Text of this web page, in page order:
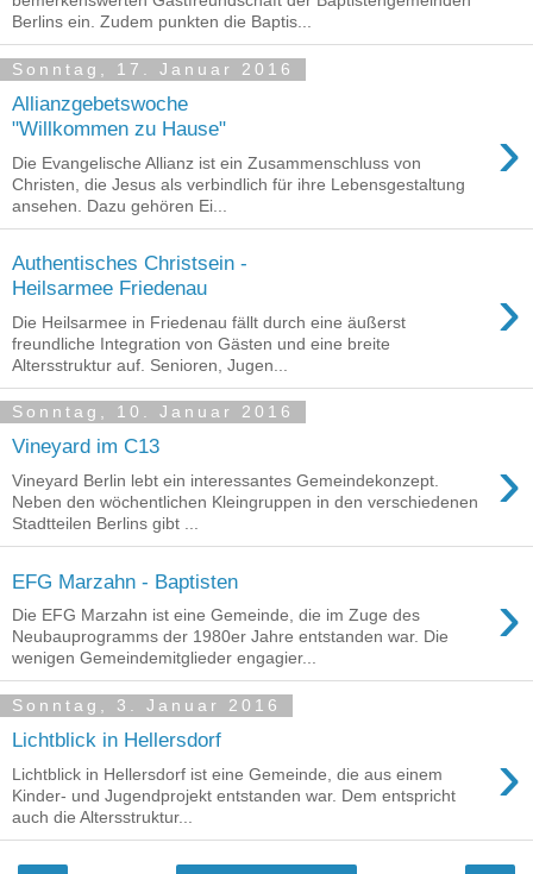
Berlins ein. Zudem punkten die Baptis...
Sonntag, 17. Januar 2016
Allianzgebetswoche
"Willkommen zu Hause"
›
Die Evangelische Allianz ist ein Zusammenschluss von
Christen, die Jesus als verbindlich für ihre Lebensgestaltung
ansehen. Dazu gehören Ei...
Authentisches Christsein -
Heilsarmee Friedenau
›
Die Heilsarmee in Friedenau fällt durch eine äußerst
freundliche Integration von Gästen und eine breite
Altersstruktur auf. Senioren, Jugen...
Sonntag, 10. Januar 2016
Vineyard im C13 ›
Vineyard Berlin lebt ein interessantes Gemeindekonzept.
Neben den wöchentlichen Kleingruppen in den verschiedenen
Stadtteilen Berlins gibt ...
EFG Marzahn - Baptisten ›
Die EFG Marzahn ist eine Gemeinde, die im Zuge des
Neubauprogramms der 1980er Jahre entstanden war. Die
wenigen Gemeindemitglieder engagier...
Sonntag, 3. Januar 2016
Lichtblick in Hellersdorf ›
Lichtblick in Hellersdorf ist eine Gemeinde, die aus einem
Kinder- und Jugendprojekt entstanden war. Dem entspricht
auch die Altersstruktur...